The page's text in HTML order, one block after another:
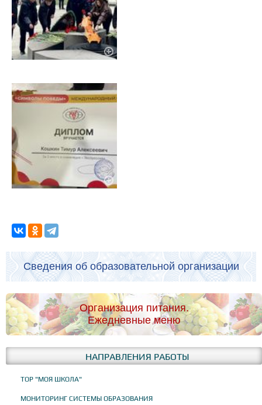
Сведения об образовательной организации
Организация питания.
Ежедневные меню
НАПРАВЛЕНИЯ РАБОТЫ
ТОР "МОЯ ШКОЛА"
МОНИТОРИНГ СИСТЕМЫ ОБРАЗОВАНИЯ